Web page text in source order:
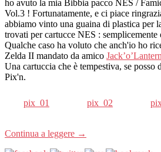
ho avuto la mia Bibbia pacco NES /
Vol.3 ! Fortunatamente, e ci piace
abbiamo vinto una guaina di plastica per
trovati per cartucce NES : semplicemente
Qualche caso ha voluto che anch'io ho
Zelda II mandato da amico Jack’o’Lantern
Una cartuccia che è tempestiva, se posso
Pix'n.
pix_01 pix_02
Continua a leggere →